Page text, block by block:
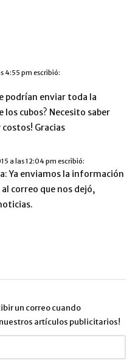
4:55 pm escribió:
podrían enviar toda la
cubos? Necesito saber
Gracias
a las 12:04 pm escribió:
Ya enviamos la información
al correo que nos dejó,
un correo cuando
artículos publicitarios!